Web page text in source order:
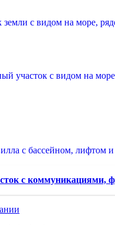
земли с видом на море,
участок с видом на
с бассейном, лифтом
с коммуникациями,